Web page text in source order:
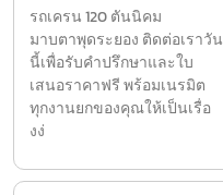
รถเครน 120 ตันนิคม
มาบตาพุดระยอง ติดต่อเราวัน
นี้เพื่อรับคำปรึกษาและใบ
เสนอราคาฟรี พร้อมเนรมิต
ทุกงานยกของคุณให้เป็นเรื่อ
งง่